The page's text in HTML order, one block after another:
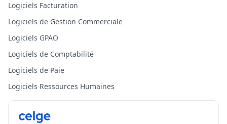
Logiciels Facturation
Logiciels de Gestion Commerciale
Logiciels GPAO
Logiciels de Comptabilité
Logiciels de Paie
Logiciels Ressources Humaines